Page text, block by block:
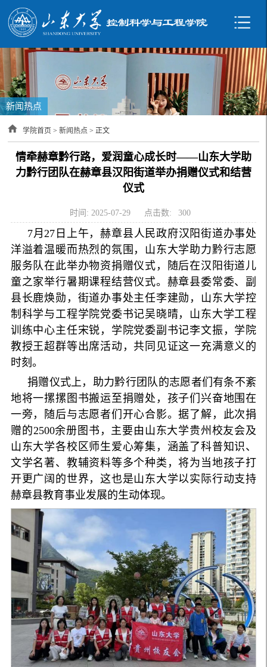
新闻热点
学院首页 >新闻热点 > 正文
情牵赫章黔行路，爱润童心成长时——山东大学助
力黔行团队在赫章县汉阳街道举办捐赠仪式和结营
仪式
时间: 2025-07-29 点击数: 300
7月27日上午，赫章县人民政府汉阳街道办事处
洋溢着温暖而热烈的氛围，山东大学助力黔行志愿
服务队在此举办物资捐赠仪式，随后在汉阳街道儿
童之家举行暑期课程结营仪式。赫章县委常委、副
县长鹿焕勋，街道办事处主任李建勋，山东大学控
制科学与工程学院党委书记吴晓晴，山东大学工程
训练中心主任宋锐，学院党委副书记李文振，学院
教授王超群等出席活动，共同见证这一充满意义的
时刻。
捐赠仪式上，助力黔行团队的志愿者们有条不紊
地将一摞摞图书搬运至捐赠处，孩子们兴奋地围在
一旁，随后与志愿者们开心合影。据了解，此次捐
赠的2500余册图书，主要由山东大学贵州校友会及
山东大学各校区师生爱心筹集，涵盖了科普知识、
文学名著、教辅资料等多个种类，将为当地孩子打
开更广阔的世界，这也是山东大学以实际行动支持
赫章县教育事业发展的生动体现。